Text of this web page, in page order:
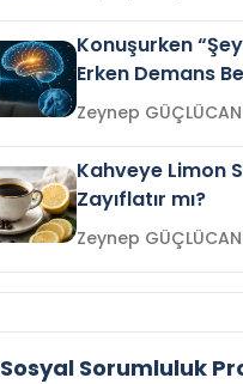
Konuşurken
Erken Demans
mi?
Zeynep GÜÇLÜCAN
Kahveye Limon
Zayıflatır mı?
Zeynep GÜÇLÜCAN
Sosyal Sorumluluk